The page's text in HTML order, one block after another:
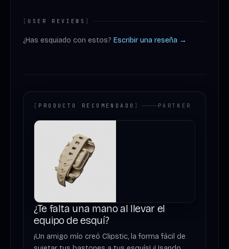
USER REVIEWS
¿Has esquiado con estos? Escribir una reseña →
PRODUCTO RECOMENDADO PARTNER
¿Te falta una mano al llevar el
equipo de esquí?
¡Un amigo mío creó Clipstic, la forma fácil de